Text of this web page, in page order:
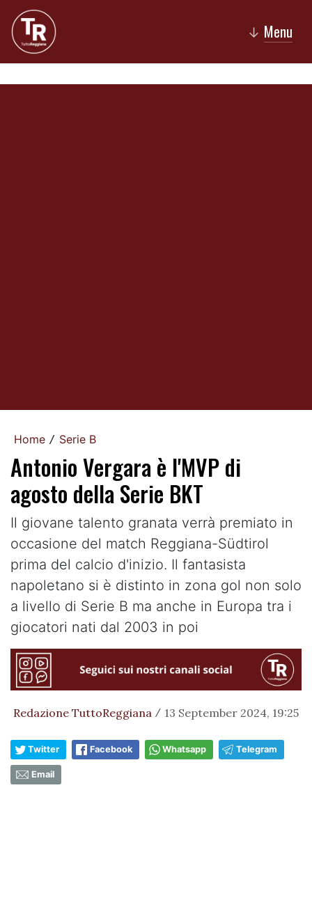
↓ Menu
Home / Serie B
Antonio Vergara è l'MVP di
agosto della Serie BKT
Il giovane talento granata verrà premiato in
occasione del match Reggiana-Südtirol
prima del calcio d'inizio. Il fantasista
napoletano si è distinto in zona gol non solo
a livello di Serie B ma anche in Europa tra i
giocatori nati dal 2003 in poi
Redazione TuttoReggiana / 13 September 2024, 19:25
Twitter Facebook Whatsapp Telegram
Email